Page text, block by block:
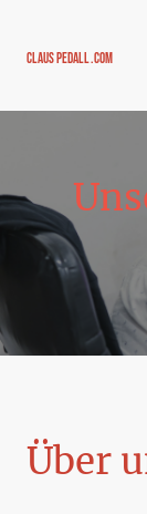
Claus Pedall .com
Über